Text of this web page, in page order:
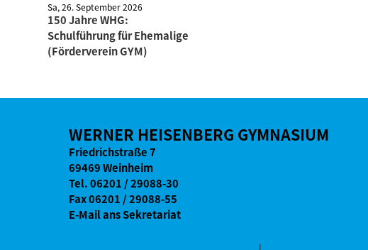
Sa, 26. September 2026
150 Jahre WHG:
Schulführung für Ehemalige
(Förderverein GYM)
WERNER HEISENBERG GYMNASIUM
Friedrichstraße 7
69469 Weinheim
Tel.06201 / 29088-30
Fax 06201 / 29088-55
E-Mail ans Sekretariat